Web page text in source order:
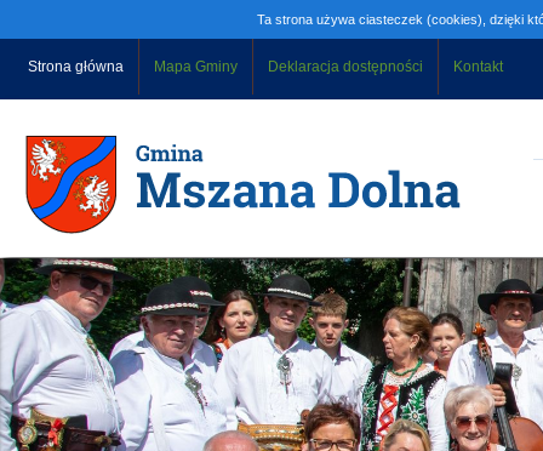
Ta strona używa ciasteczek (cookies), dzięki
Strona główna Mapa Gminy Deklaracja dostępności Kontakt